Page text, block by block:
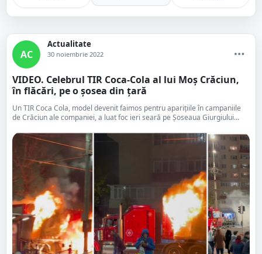
AC
Actualitate
30 noiembrie 2022
VIDEO. Celebrul TIR Coca-Cola al lui Moș Crăciun,
în flăcări, pe o șosea din țară
Un TIR Coca Cola, model devenit faimos pentru aparițiile în campaniile
de Crăciun ale companiei, a luat foc ieri seară pe Șoseaua Giurgiului...